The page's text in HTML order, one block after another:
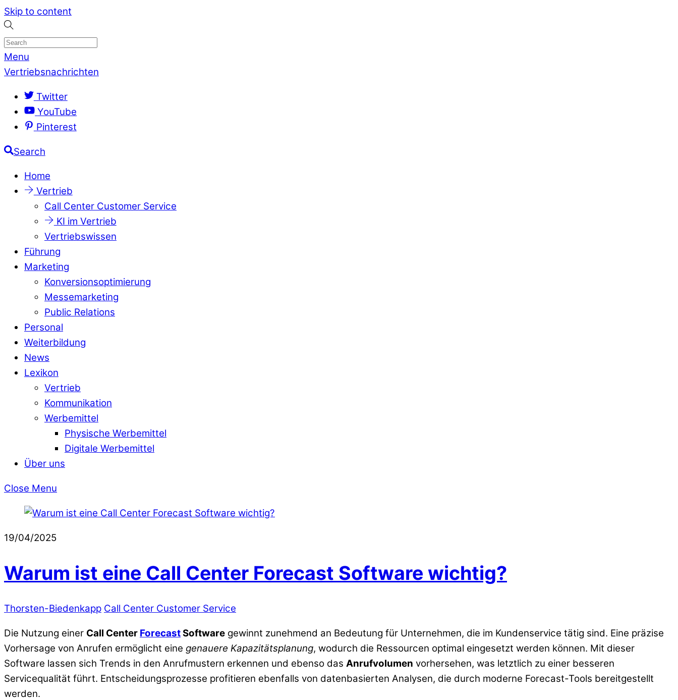
Skip to content
Menu
Vertriebsnachrichten
Twitter
YouTube
Pinterest
Search
Home
Vertrieb
Call Center Customer Service
KI im Vertrieb
Vertriebswissen
Führung
Marketing
Konversionsoptimierung
Messemarketing
Public Relations
Personal
Weiterbildung
News
Lexikon
Vertrieb
Kommunikation
Werbemittel
Physische Werbemittel
Digitale Werbemittel
Über uns
Close Menu
19/04/2025
Warum ist eine Call Center Forecast Software wichtig?
Thorsten-Biedenkapp Call Center Customer Service
Die Nutzung einer Call Center ForecastSoftware gewinnt zunehmend an Bedeutung für Unternehmen, die im Kundenservice tätig sind. Eine präzise
Vorhersage von Anrufen ermöglicht eine genauere Kapazitätsplanung, wodurch die Ressourcen optimal eingesetzt werden können. Mit dieser
Software lassen sich Trends in den Anrufmustern erkennen und ebenso das Anrufvolumen vorhersehen, was letztlich zu einer besseren
Servicequalität führt. Entscheidungsprozesse profitieren ebenfalls von datenbasierten Analysen, die durch moderne Forecast-Tools bereitgestellt
werden.